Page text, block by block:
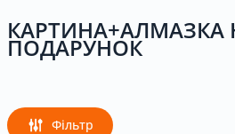
Оплата і доставка
Новини
Бренди
КАРТИНА+АЛМАЗКА
ПОДАРУНОК
Фільтр